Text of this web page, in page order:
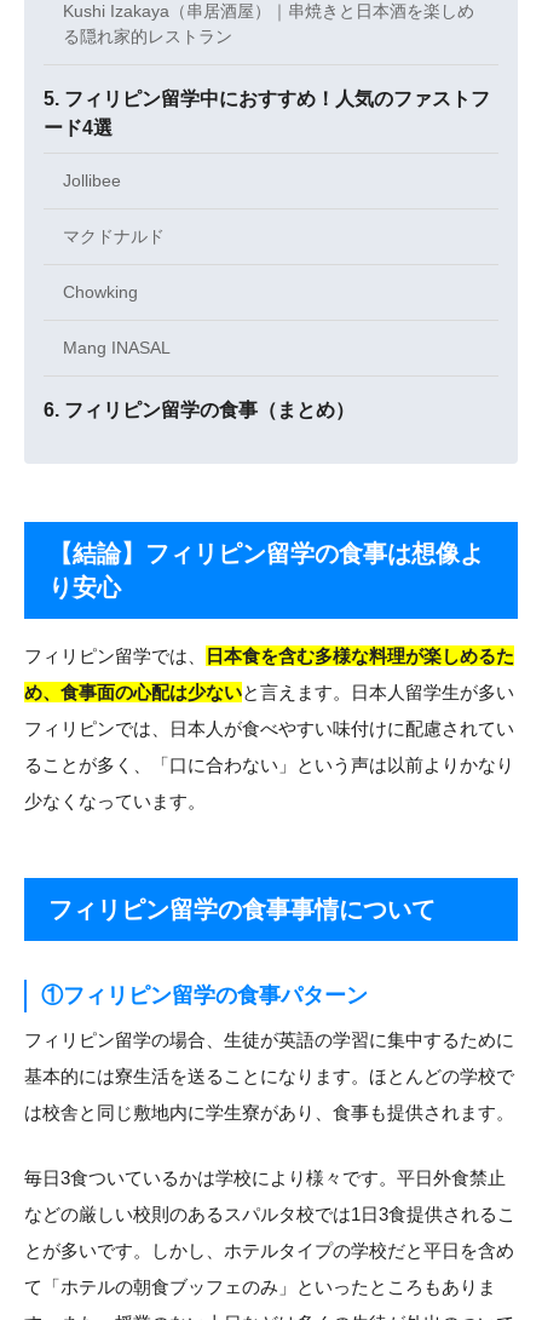
Kushi Izakaya（串居酒屋）｜串焼きと日本酒を楽しめ
る隠れ家的レストラン
フィリピン留学中におすすめ！人気のファストフ
ード4選
Jollibee
マクドナルド
Chowking
Mang INASAL
フィリピン留学の食事（まとめ）
【結論】フィリピン留学の食事は想像よ
り安心
フィリピン留学では、
日本食を含む多様な料理が楽しめるた
め、食事面の心配は少ないと言えます。日本人留学生が多い
フィリピンでは、日本人が食べやすい味付けに配慮されてい
ることが多く、「口に合わない」という声は以前よりかなり
少なくなっています。
フィリピン留学の食事事情について
①フィリピン留学の食事パターン
フィリピン留学の場合、生徒が英語の学習に集中するために
基本的には寮生活を送ることになります。ほとんどの学校で
は校舎と同じ敷地内に学生寮があり、食事も提供されます。
毎日3食ついているかは学校により様々です。平日外食禁止
などの厳しい校則のあるスパルタ校では1日3食提供されるこ
とが多いです。しかし、ホテルタイプの学校だと平日を含め
て「ホテルの朝食ブッフェのみ」といったところもありま